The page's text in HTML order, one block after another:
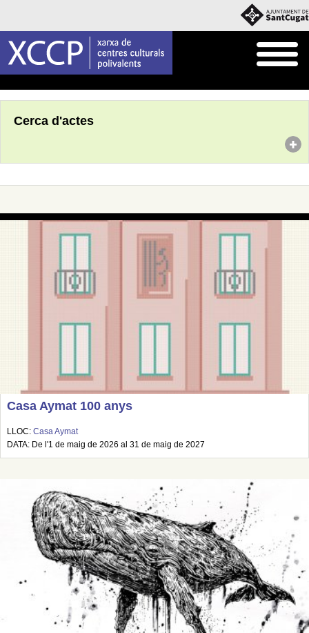
Cerca d'actes
Casa Aymat 100 anys
LLOC: Casa Aymat
DATA: De l'1 de maig de 2026 al 31 de maig de 2027